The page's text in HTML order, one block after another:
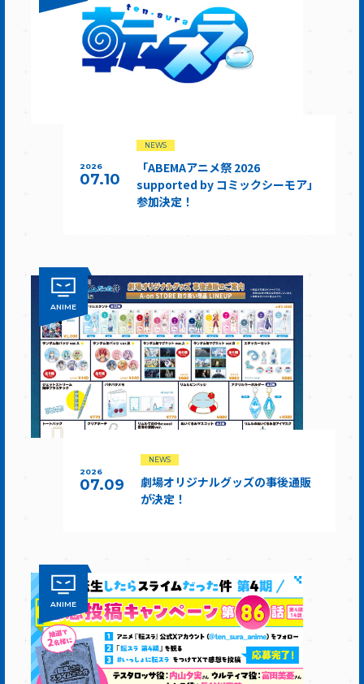
2026
07.10
NEWS
「ABEMAアニメ祭 2026
supported by コミックシーモア」
参加決定！
ANIME
2026
07.09
NEWS
劇場オリジナルグッズの事後通販
が決定！
ANIME